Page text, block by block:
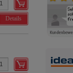
Details